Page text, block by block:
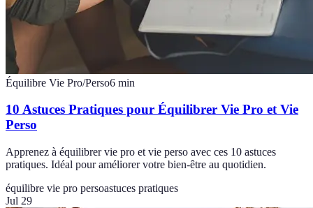
Équilibre Vie Pro/Perso6 min
10 Astuces Pratiques pour Équilibrer Vie Pro et Vie
Perso
Apprenez à équilibrer vie pro et vie perso avec ces 10 astuces
pratiques. Idéal pour améliorer votre bien-être au quotidien.
équilibre vie pro persoastuces pratiques
Jul 29